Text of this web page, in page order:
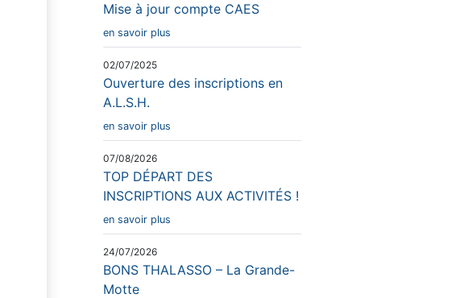
Mise à jour compte CAES
en savoir plus
02/07/2025
Ouverture des inscriptions en
A.L.S.H.
en savoir plus
07/08/2026
TOP DÉPART DES
INSCRIPTIONS AUX ACTIVITÉS !
en savoir plus
24/07/2026
BONS THALASSO – La Grande-
Motte